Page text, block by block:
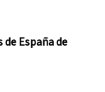
España de